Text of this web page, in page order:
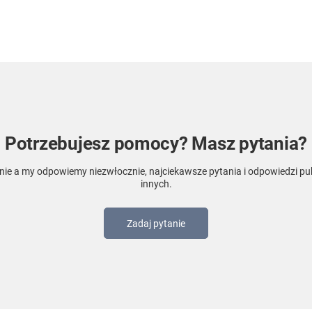
Potrzebujesz pomocy? Masz pytania?
a my odpowiemy niezwłocznie, najciekawsze pytania i odpowiedzi
innych.
Zadaj pytanie